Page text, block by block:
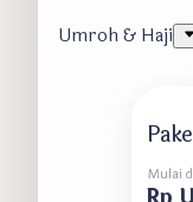
Umroh & Haji
Mulai